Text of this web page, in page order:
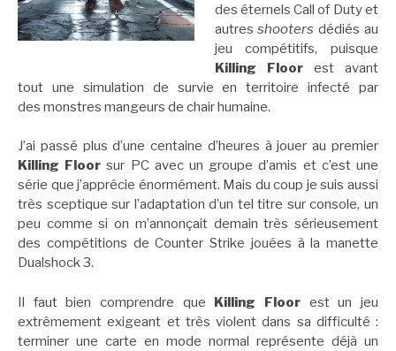
des éternels Call of Duty et
autresshooters dédiés au
jeu compétitifs, puisque
Killing Floorest avant
tout une simulation de survie en territoire infecté par
des monstres mangeurs de chair humaine.
J’ai passé plus d’une centaine d’heures à jouer au premier
Killing Floor sur PC avec un groupe d’amis et c’est une
série que j’apprécie énormément. Mais du coup je suis aussi
très sceptique sur l’adaptation d’un tel titre sur console, un
peu comme si on m’annonçait demain très sérieusement
des compétitions de Counter Strike jouées à la manette
Dualshock 3.
Il faut bien comprendre que Killing Floor est un jeu
extrêmement exigeant et très violent dans sa difficulté :
terminer une carte en mode normal représente déjà un